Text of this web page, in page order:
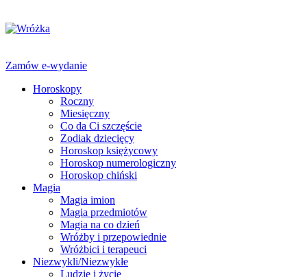
Zamów e-wydanie
Horoskopy
Roczny
Miesięczny
Co da Ci szczęście
Zodiak dziecięcy
Horoskop księżycowy
Horoskop numerologiczny
Horoskop chiński
Magia
Magia imion
Magia przedmiotów
Magia na co dzień
Wróżby i przepowiednie
Wróżbici i terapeuci
Niezwykli/Niezwykłe
Ludzie i życie